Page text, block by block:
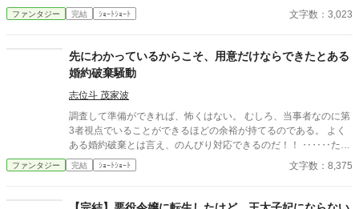
由自体が強制力とかってあんまなくね？ って思いつきから書い
ただけなので。けど知らないだけであるんだろうな。 作中で
な～」とありますが『俺の知識チートが始まらない』の方が書い
たのは後です。これから連想して書きました。 ただいま諸事情
で出すべきか否か微妙なので棚上げしてたのとか自サイトの方に
上げるべきかどうか悩んでたのとか大昔のとかを放出中です。見
直しもあまり出来ないのでいつも以上に誤字脱字等も多いです。
ご了承下さい。 恐らく後で消す私信。電話機は通販なのでまだ
来てないけどAndroidのBlackBerry買いました、中古の。 中古
でもノーパソ買えるだけの値段するやんと思っただろうけど、ノ
ーパソの場合は妥協しての機種だけど、BlackBerryは使ってみた
ファンタジー 完結 ｼｮｰﾄｼｮｰﾄ 文字数：3,023
先にわかっているからこそ、用意だけならできたとある
婚約破棄騒動
志位斗 茂家波
調査して準備ができれば、怖くはない。 むしろ、当事者なのに第
3者視点でいることができるほどの余裕が持てるのである。 よく
ある婚約破棄とは言え、のんびり対応できるのだ！！ ‥‥‥たま
に書きたくなる婚約破棄騒動。 ゲスト、テンプレ入り混じりつ
つ、お楽しみください。
ファンタジー 完結 ｼｮｰﾄｼｮｰﾄ 文字数：8,375